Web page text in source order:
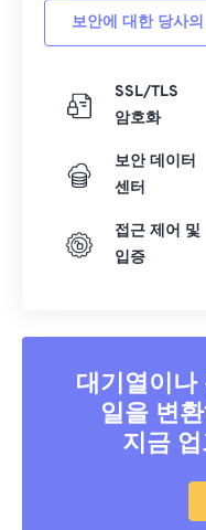
보안에 대한 당사
SSL/TLS
암호화
보안 데이터
센터
접근 제어 및
입증
대기열이나
일을 변
지금